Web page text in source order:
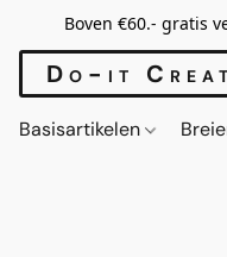
Boven €60.- gratis
Do-it
Basisartikelen